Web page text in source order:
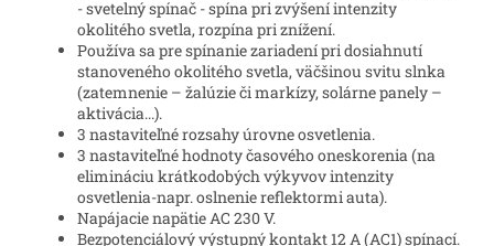
- svetelný spínač - spína pri zvýšení intenzity
okolitého svetla, rozpína pri znížení.
Používa sa pre spínanie zariadení pri dosiahnutí
stanoveného okolitého svetla, väčšinou svitu slnka
(zatemnenie – žalúzie či markízy, solárne panely –
aktivácia...).
3 nastaviteľné rozsahy úrovne osvetlenia.
3 nastaviteľné hodnoty časového oneskorenia (na
elimináciu krátkodobých výkyvov intenzity
osvetlenia-napr. oslnenie reflektormi auta).
Napájacie napätie AC 230 V.
Bezpotenciálový výstupný kontakt 12 A (AC1) spínací.